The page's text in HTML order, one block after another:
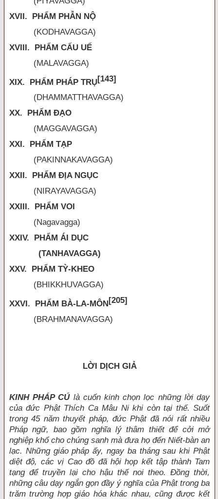
XVII. PHẨM PHẪN NỘ
(KODHAVAGGA)
XVIII. PHẨM CẤU UẾ
(MALAVAGGA)
XIX. PHẨM PHÁP TRỤ[143]
(DHAMMATTHAVAGGA)
XX. PHẨM ĐẠO
(MAGGAVAGGA)
XXI. PHẨM TẠP
(PAKINNAKAVAGGA)
XXII. PHẨM ĐỊA NGỤC
(NIRAYAVAGGA)
XXIII. PHẨM VOI
(Nagavagga)
XXIV. PHẨM ÁI DỤC
(TANHAVAGGA)
XXV. PHẨM TỲ-KHEO
(BHIKKHUVAGGA)
XXVI. PHẨM BÀ-LA-MÔN[205]
(BRAHMANAVAGGA)
LỜI DỊCH GIẢ
KINH PHÁP CÚlà cuốn kinh chọn lọc những lời dạy
của đức Phật Thích Ca Mâu Ni khi còn tại thế. Suốt
trong 45 năm thuyết pháp, đức Phật đã nói rất nhiều
Pháp ngữ, bao gồm nghĩa lý thâm thiết để cởi mở
nghiệp khổ cho chúng sanh mà đưa họ đến Niết-bàn an
lạc. Những giáo pháp ấy, ngay ba tháng sau khi Phật
diệt độ, các vị Cao đồ đã hội họp kết tập thành Tam
tạng để truyền lại cho hậu thế noi theo. Đồng thời,
những câu dạy ngắn gọn đầy ý nghĩa của Phật trong ba
trăm trường hợp giáo hóa khác nhau, cũng được kết